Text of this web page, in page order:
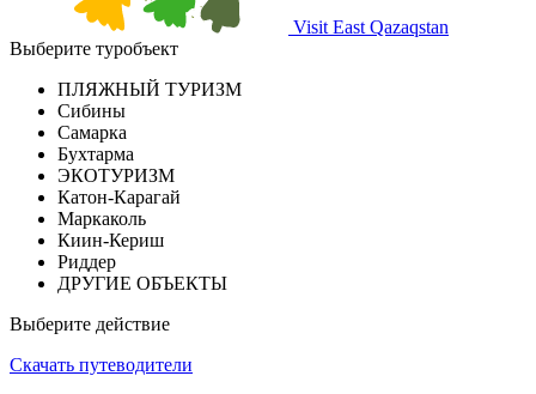
Visit East Qazaqstan
Выберите туробъект
ПЛЯЖНЫЙ ТУРИЗМ
Сибины
Самарка
Бухтарма
ЭКОТУРИЗМ
Катон-Карагай
Маркаколь
Киин-Кериш
Риддер
ДРУГИЕ ОБЪЕКТЫ
Выберите действие
Скачать путеводители